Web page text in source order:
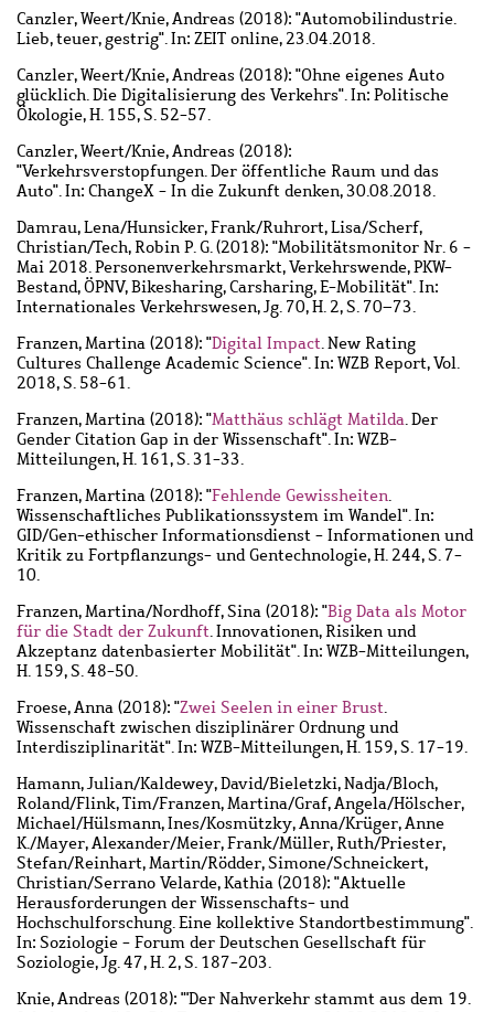
Canzler, Weert/Knie, Andreas (2018): "Automobilindustrie.
Lieb, teuer, gestrig". In: ZEIT online, 23.04.2018.
Canzler, Weert/Knie, Andreas (2018): "Ohne eigenes Auto
glücklich. Die Digitalisierung des Verkehrs". In: Politische
Ökologie, H. 155, S. 52-57.
Canzler, Weert/Knie, Andreas (2018):
"Verkehrsverstopfungen. Der öffentliche Raum und das
Auto". In: ChangeX - In die Zukunft denken, 30.08.2018.
Damrau, Lena/Hunsicker, Frank/Ruhrort, Lisa/Scherf,
Christian/Tech, Robin P. G.(2018): "Mobilitätsmonitor Nr. 6 -
Mai 2018. Personenverkehrsmarkt, Verkehrswende, PKW-
Bestand, ÖPNV, Bikesharing, Carsharing, E-Mobilität". In:
Internationales Verkehrswesen, Jg. 70, H. 2, S. 70–73.
Franzen, Martina (2018): "Digital Impact. New Rating
Cultures Challenge Academic Science". In: WZB Report, Vol.
2018, S. 58-61.
Franzen, Martina (2018): "Matthäus schlägt Matilda. Der
Gender Citation Gap in der Wissenschaft". In: WZB-
Mitteilungen, H. 161, S. 31-33.
Franzen, Martina (2018): "Fehlende Gewissheiten.
Wissenschaftliches Publikationssystem im Wandel". In:
GID/Gen-ethischer Informationsdienst - Informationen und
Kritik zu Fortpflanzungs- und Gentechnologie, H. 244, S. 7-
10.
Franzen, Martina/Nordhoff, Sina (2018): "Big Data als Motor
für die Stadt der Zukunft. Innovationen, Risiken und
Akzeptanz datenbasierter Mobilität". In: WZB-Mitteilungen,
H. 159, S. 48-50.
Froese, Anna (2018): "Zwei Seelen in einer Brust.
Wissenschaft zwischen disziplinärer Ordnung und
Interdisziplinarität". In: WZB-Mitteilungen, H. 159, S. 17-19.
Hamann, Julian/Kaldewey, David/Bieletzki, Nadja/Bloch,
Roland/Flink, Tim/Franzen, Martina/Graf, Angela/Hölscher,
Michael/Hülsmann, Ines/Kosmützky, Anna/Krüger, Anne
K./Mayer, Alexander/Meier, Frank/Müller, Ruth/Priester,
Stefan/Reinhart, Martin/Rödder, Simone/Schneickert,
Christian/Serrano Velarde, Kathia (2018): "Aktuelle
Herausforderungen der Wissenschafts- und
Hochschulforschung. Eine kollektive Standortbestimmung".
In: Soziologie - Forum der Deutschen Gesellschaft für
Soziologie, Jg. 47, H. 2, S. 187-203.
Knie, Andreas (2018): "'Der Nahverkehr stammt aus dem 19.